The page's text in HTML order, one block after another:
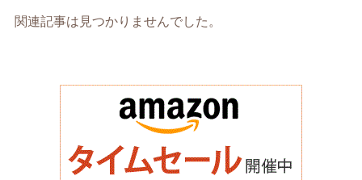
関連記事は見つかりませんでした。